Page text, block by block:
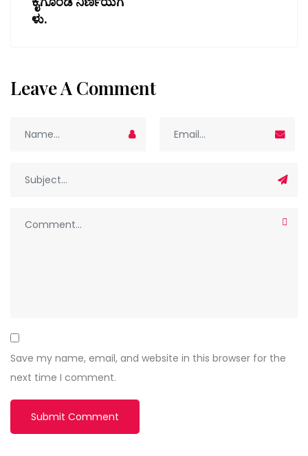
ಳು.
Leave A Comment
Save my name, email, and website in this browser for the
next time I comment.